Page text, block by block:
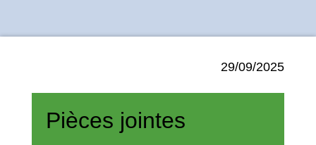
29/09/2025
Pièces jointes